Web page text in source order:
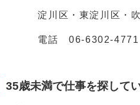
淀川区・東淀川区・吹
電話06-6302-4771
35歳未満で仕事を探して